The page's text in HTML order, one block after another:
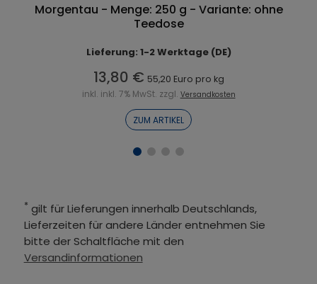
Morgentau - Menge: 250 g - Variante: ohne
Teedose
Lieferung: 1-2 Werktage (DE)
13,80 € 55,20 Euro pro kg
inkl. inkl. 7% MwSt. zzgl. Versandkosten
ZUM ARTIKEL
* gilt für Lieferungen innerhalb Deutschlands,
Lieferzeiten für andere Länder entnehmen Sie
bitte der Schaltfläche mit den
Versandinformationen